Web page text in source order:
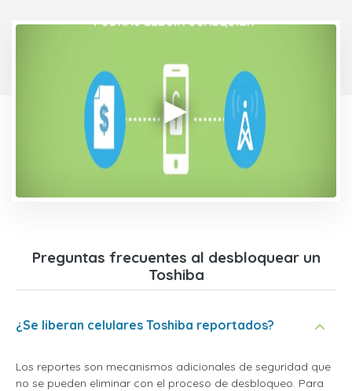
Preguntas frecuentes al desbloquear un
Toshiba
¿Se liberan celulares Toshiba reportados?
Los reportes son mecanismos adicionales de seguridad que
no se pueden eliminar con el proceso de desbloqueo. Para